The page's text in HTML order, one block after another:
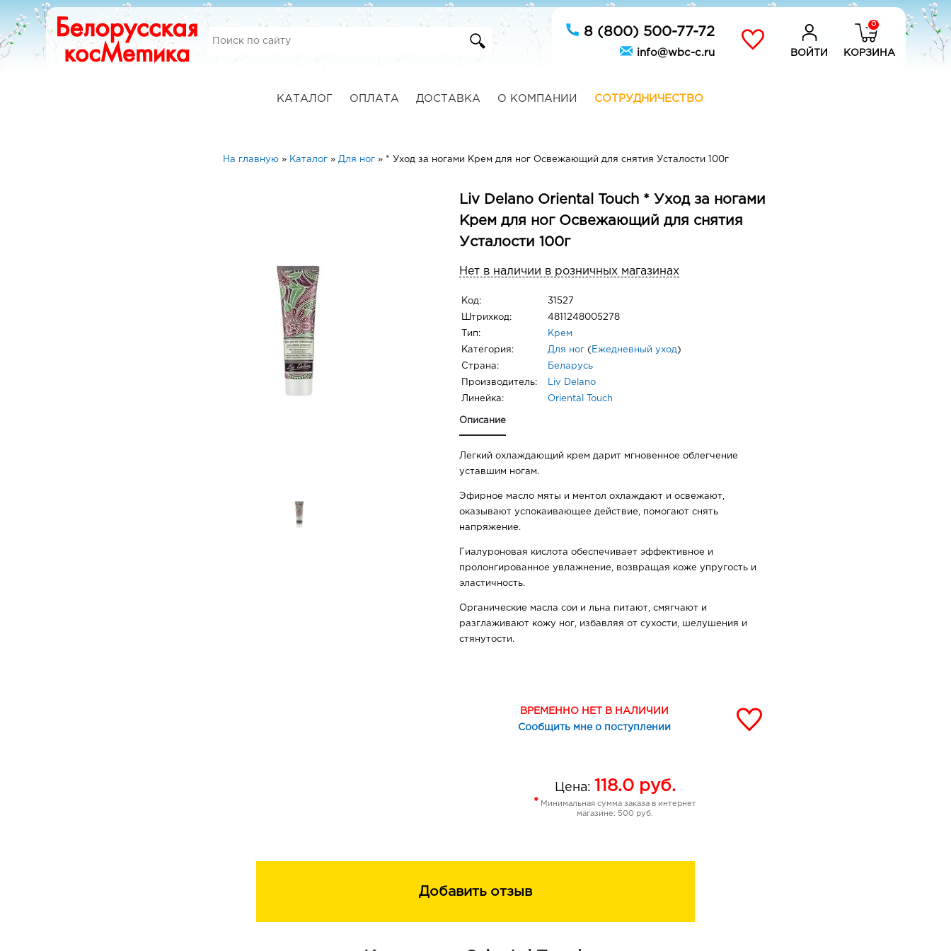
8 (800) 500-77-72
info@wbc-c.ru ВОЙТИ
0
КОРЗИНА
КАТАЛОГ ОПЛАТА ДОСТАВКА О КОМПАНИИ СОТРУДНИЧЕСТВО
На главную» Каталог» Для ног» * Уход за ногами Крем для ног Освежающий для снятия Усталости 100г
Liv Delano Oriental Touch * Уход за ногами
Крем для ног Освежающий для снятия
Усталости 100г
Нет в наличии в розничных магазинах
Код: 31527
Штрихкод: 4811248005278
Тип: Крем
Категория: Для ног ( Ежедневный уход)
Страна: Беларусь
Производитель: Liv Delano
Линейка: Oriental Touch
Описание
Легкий охлаждающий крем дарит мгновенное облегчение
уставшим ногам.
Эфирное масло мяты и ментол охлаждают и освежают,
оказывают успокаивающее действие, помогают снять
напряжение.
Гиалуроновая кислота обеспечивает эффективное и
пролонгированное увлажнение, возвращая коже упругость и
эластичность.
Органические масла сои и льна питают, смягчают и
разглаживают кожу ног, избавляя от сухости, шелушения и
стянутости.
0% минерального масла, глицерина, силиконов, парабенов,
ВРЕМЕННО НЕТ В НАЛИЧИИ
Сообщить мне о поступлении
Цена: 118.0руб.
* Минимальная сумма заказа в интернет
магазине: 500 руб.
Добавить отзыв